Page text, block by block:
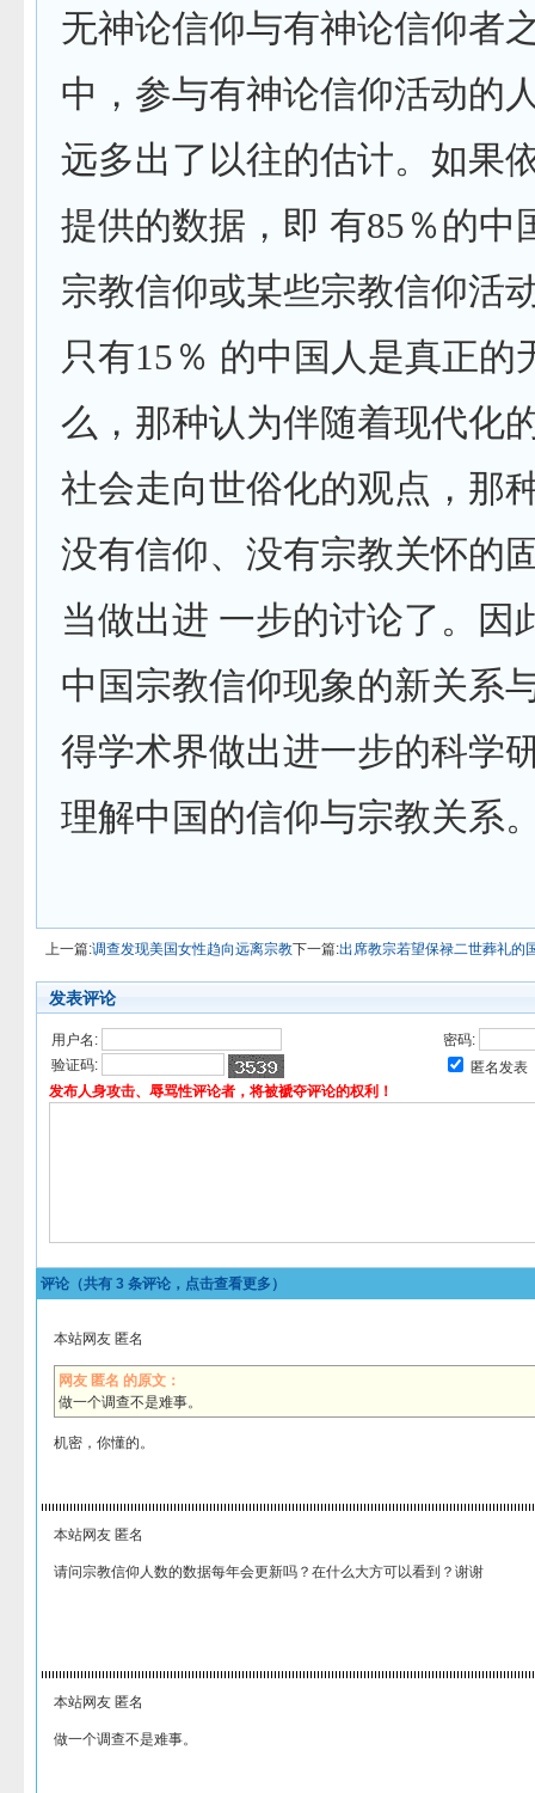
无神论信仰与有神论信仰者
中，参与有神论信仰活动的
远多出了以往的估计。如果
提供的数据，即 有85 ％的中
宗教信仰或某些宗教信仰活
只有15 ％ 的中国人是真正的
么，那种认为伴随着现代化
社会走向世俗化的观点，那
没有信仰、没有宗教关怀的
当做出进 一步的讨论了。因
中国宗教信仰现象的新关系
得学术界做出进一步的科学
理解中国的信仰与宗教关系
上一篇:调查发现美国女性趋向远离宗教下一篇:出席教宗若望保禄二世葬礼的
发表评论
用户名:
密码:
验证码:
匿名发表
发布人身攻击、辱骂性评论者，将被褫夺评论的权利！
评论（共有 3 条评论，点击查看更多）
本站网友 匿名
网友 匿名 的原文：
做一个调查不是难事。
机密，你懂的。
本站网友 匿名
请问宗教信仰人数的数据每年会更新吗？在什么大方可以看到？谢谢
本站网友 匿名
做一个调查不是难事。